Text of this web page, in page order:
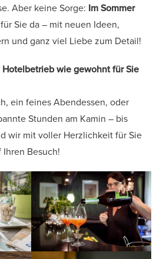
Aber keine Sorge: Im Sommer
Sie da – mit neuen Ideen,
und ganz viel Liebe zum Detail!
Hotelbetrieb wie gewohnt für Sie
ein feines Abendessen, oder
Stunden am Kamin – bis
wir mit voller Herzlichkeit für Sie
Besuch!